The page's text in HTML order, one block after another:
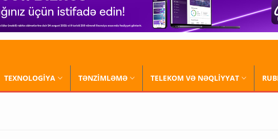
TEXNOLOGİYA TƏNZİMLƏMƏ TELEKOM VƏ NƏQLİYYAT